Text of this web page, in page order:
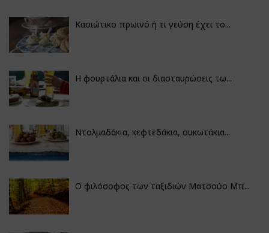
Κασιώτικο πρωινό ή τι γεύση έχει το...
Η φουρτάλια και οι διασταυρώσεις τω...
Ντολμαδάκια, κεφτεδάκια, συκωτάκια...
Ο φιλόσοφος των ταξιδιών Ματσούο Μπ...